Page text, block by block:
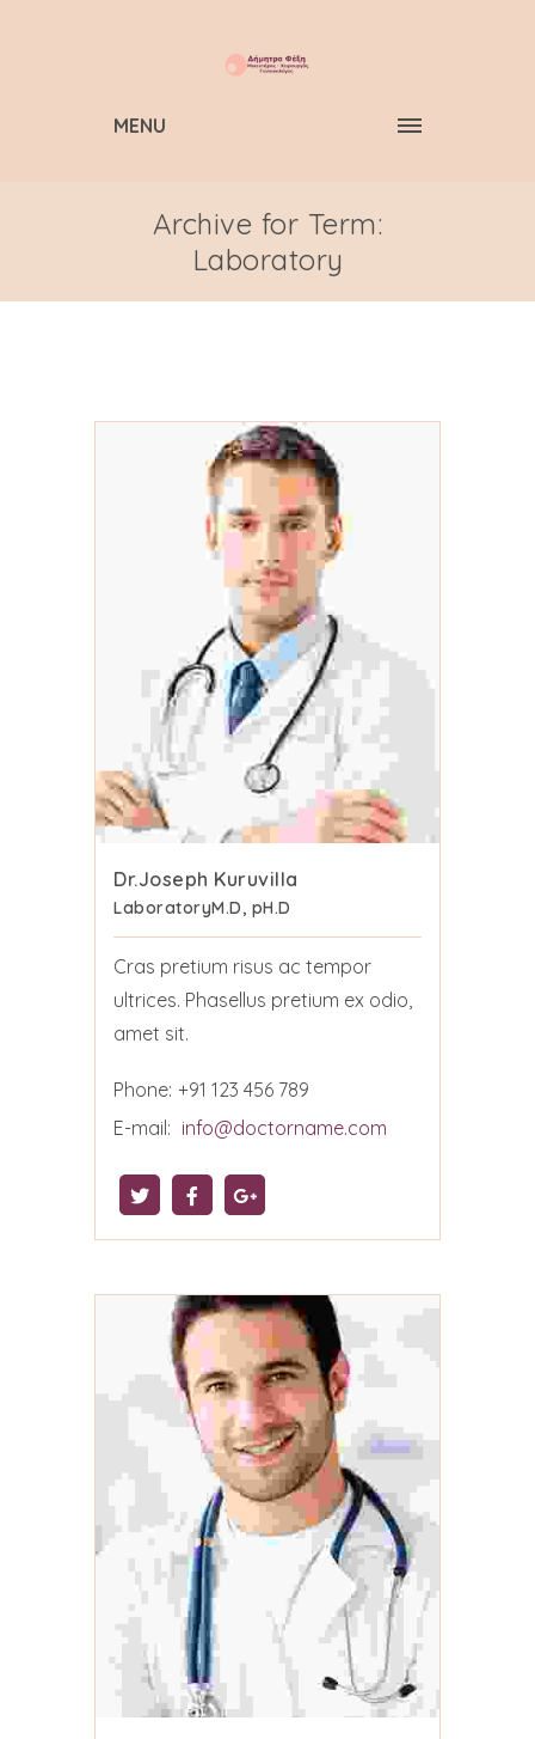
MENU
Archive for Term:
Laboratory
Dr.Joseph Kuruvilla
LaboratoryM.D, pH.D
Cras pretium risus ac tempor
ultrices. Phasellus pretium ex odio,
amet sit.
Phone: +91 123 456 789
E-mail: info@doctorname.com